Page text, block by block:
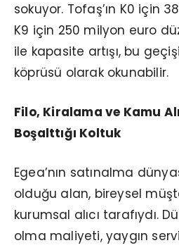
sokuyor. Tofaş’ın K0 için
K9 için 250 milyon euro
ile kapasite artışı, bu
köprüsü olarak okunabilir.
Filo, Kiralama ve Kamu
Boşalttığı Koltuk
Egea’nın satınalma
olduğu alan, bireysel
kurumsal alıcı tarafıydı.
olma maliyeti, yaygın